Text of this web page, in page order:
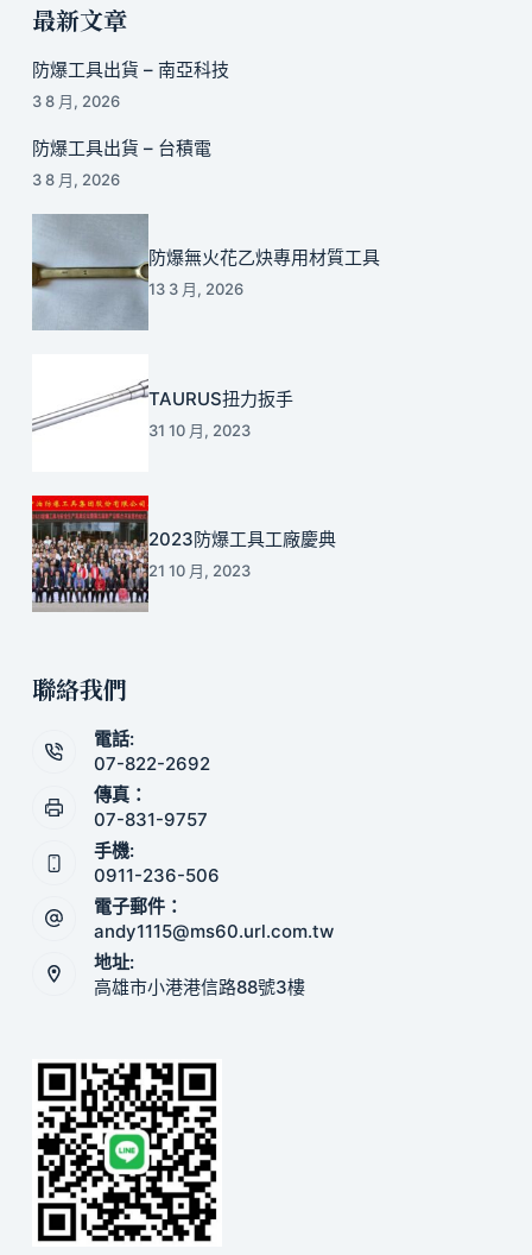
最新文章
防爆工具出貨 – 南亞科技
3 8 月, 2026
防爆工具出貨 – 台積電
3 8 月, 2026
防爆無火花乙炔專用材質工具
13 3 月, 2026
TAURUS扭力扳手
31 10 月, 2023
2023防爆工具工廠慶典
21 10 月, 2023
聯絡我們
電話:
07-822-2692
傳真：
07-831-9757
手機:
0911-236-506
電子郵件：
andy1115@ms60.url.com.tw
地址:
高雄市小港港信路88號3樓